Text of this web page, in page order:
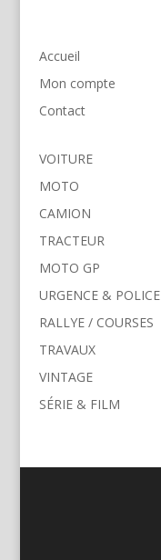
Accueil
Mon compte
Contact
VOITURE
MOTO
CAMION
TRACTEUR
MOTO GP
URGENCE & POLICE
RALLYE / COURSES
TRAVAUX
VINTAGE
SÉRIE & FILM